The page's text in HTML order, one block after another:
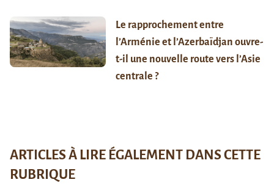
Le rapprochement entre
l’Arménie et l’Azerbaïdjan ouvre-
t-il une nouvelle route vers l’Asie
centrale ?
ARTICLES À LIRE ÉGALEMENT DANS CETTE
RUBRIQUE